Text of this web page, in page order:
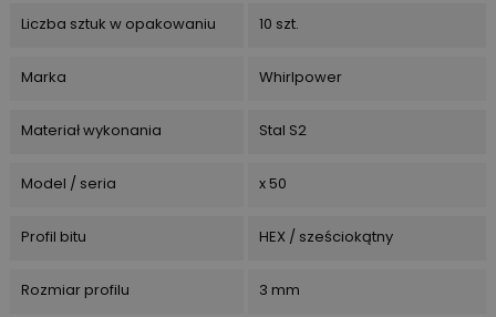
Liczba sztuk w opakowaniu 10 szt.
Marka Whirlpower
Materiał wykonania Stal S2
Model / seria x 50
Profil bitu HEX / sześciokątny
Rozmiar profilu 3 mm